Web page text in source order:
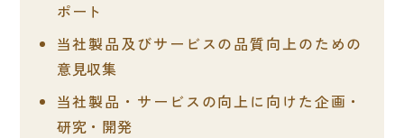
ポート
当社製品及びサービスの品質向上のための
意見収集
当社製品・サービスの向上に向けた企画・
研究・開発